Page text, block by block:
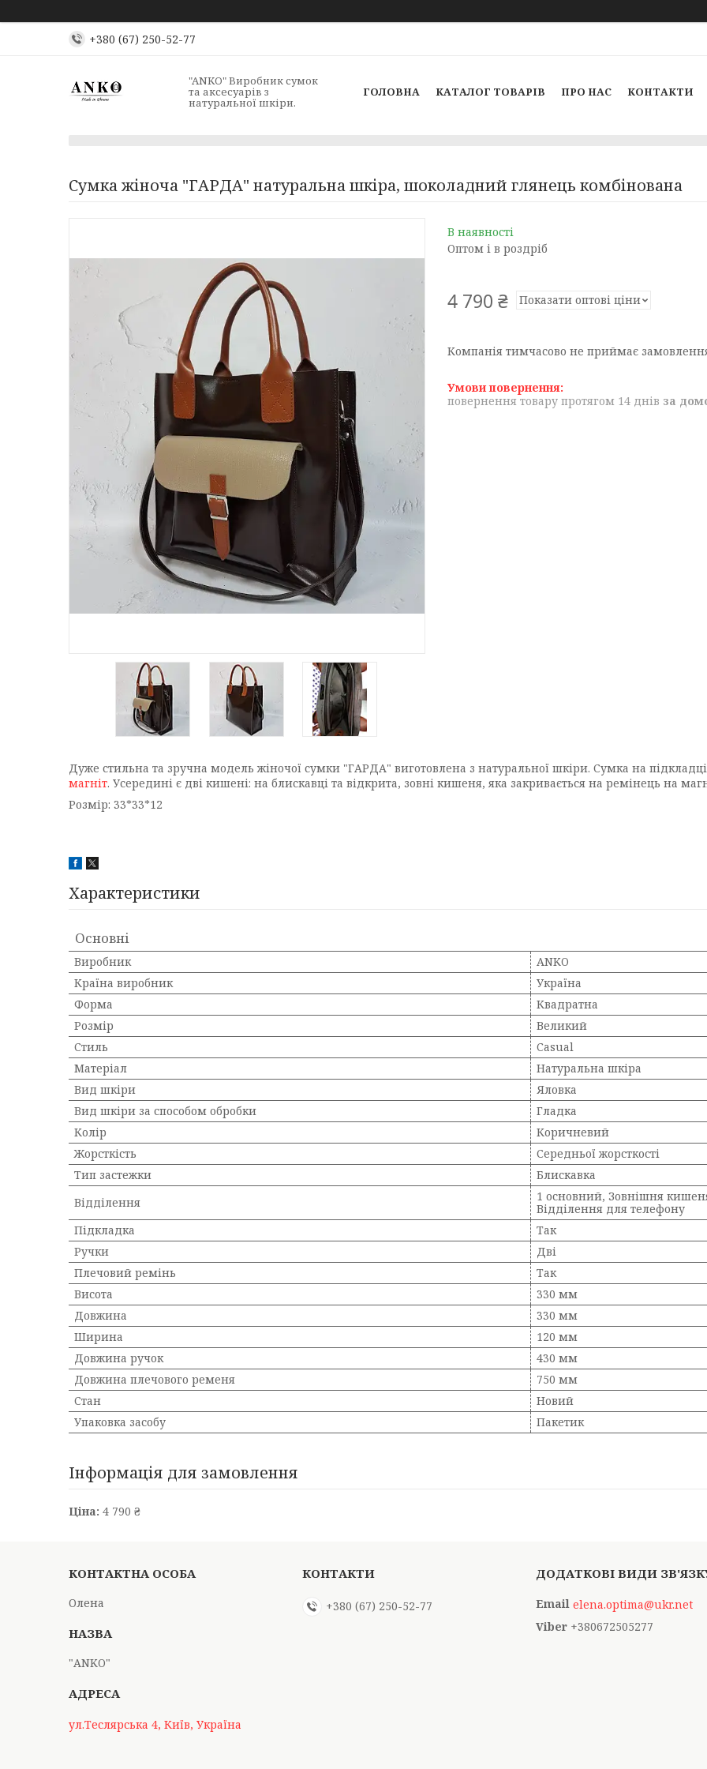
+380 (67) 250-52-77
"ANKO" Виробник сумок
та аксесуарів з
натуральної шкіри.
ГОЛОВНА КАТАЛОГ ТОВАРІВ ПРО НАС КОНТАКТИ
Сумка жіноча "ГАРДА" натуральна шкіра, шоколадний глянець комбінована
В наявності
Оптом і в роздріб
4 790 ₴ Показати оптові ціни
Компанія тимчасово не приймає
повернення товару протягом 14 днів за
Дуже стильна та зручна модель жіночої сумки "ГАРДА" виготовлена з натуральної шкіри. Сумка на
магніт. Усередині є дві кишені: на блискавці та відкрита, зовні кишеня, яка закривається на ремінець на
Розмір: 33*33*12
Характеристики
Основні
Виробник
ANKO
Країна виробник
Україна
Форма
Квадратна
Розмір
Великий
Стиль
Casual
Матеріал
Натуральна шкіра
Вид шкіри
Яловка
Вид шкіри за способом обробки
Гладка
Колір
Коричневий
Жорсткість
Середньої жорсткості
Тип застежки
Блискавка
Відділення
1 основний, Зовнішня
Відділення для телефону
Підкладка
Так
Ручки
Дві
Плечовий ремінь
Так
Висота
330 мм
Довжина
330 мм
Ширина
120 мм
Довжина ручок
430 мм
Довжина плечового ременя
750 мм
Стан
Новий
Упаковка засобу
Пакетик
Інформація для замовлення
Ціна: 4 790 ₴
Олена
"АNKO"
ул.Теслярська 4, Київ, Україна
+380 (67) 250-52-77
elena.optima@ukr.net
+380672505277